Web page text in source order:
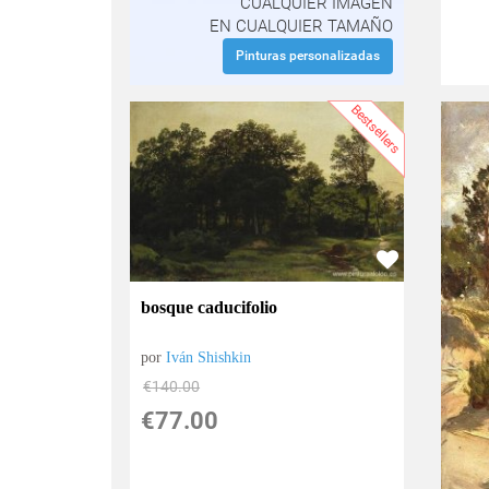
EN CUALQUIER TAMAÑO
Pinturas personalizadas
Bestsellers
bosque caducifolio
porIván Shishkin
€140.00
€77.00